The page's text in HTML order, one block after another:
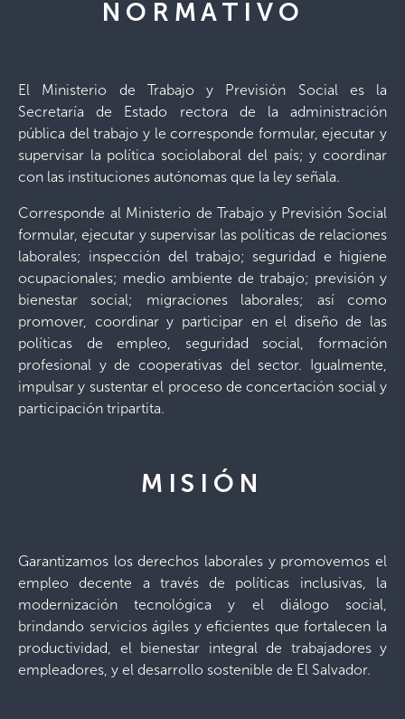
NORMATIVO
El Ministerio de Trabajo y Previsión Social es la
Secretaría de Estado rectora de la administración
pública del trabajo y le corresponde formular, ejecutar y
supervisar la política sociolaboral del país; y coordinar
con las instituciones autónomas que la ley señala.
Corresponde al Ministerio de Trabajo y Previsión Social
formular, ejecutar y supervisar las políticas de relaciones
laborales; inspección del trabajo; seguridad e higiene
ocupacionales; medio ambiente de trabajo; previsión y
bienestar social; migraciones laborales; así como
promover, coordinar y participar en el diseño de las
políticas de empleo, seguridad social, formación
profesional y de cooperativas del sector. Igualmente,
impulsar y sustentar el proceso de concertación social y
participación tripartita.
MISIÓN
Garantizamos los derechos laborales y promovemos el
empleo decente a través de políticas inclusivas, la
modernización tecnológica y el diálogo social,
brindando servicios ágiles y eficientes que fortalecen la
productividad, el bienestar integral de trabajadores y
empleadores, y el desarrollo sostenible de El Salvador.